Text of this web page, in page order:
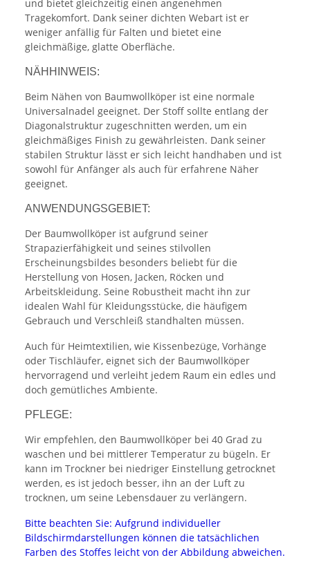
und bietet gleichzeitig einen angenehmen
Tragekomfort. Dank seiner dichten Webart ist er
weniger anfällig für Falten und bietet eine
gleichmäßige, glatte Oberfläche.
NÄHHINWEIS:
Beim Nähen von Baumwollköper ist eine normale
Universalnadel geeignet. Der Stoff sollte entlang der
Diagonalstruktur zugeschnitten werden, um ein
gleichmäßiges Finish zu gewährleisten. Dank seiner
stabilen Struktur lässt er sich leicht handhaben und ist
sowohl für Anfänger als auch für erfahrene Näher
geeignet.
ANWENDUNGSGEBIET:
Der Baumwollköper ist aufgrund seiner
Strapazierfähigkeit und seines stilvollen
Erscheinungsbildes besonders beliebt für die
Herstellung von Hosen, Jacken, Röcken und
Arbeitskleidung. Seine Robustheit macht ihn zur
idealen Wahl für Kleidungsstücke, die häufigem
Gebrauch und Verschleiß standhalten müssen.
Auch für Heimtextilien, wie Kissenbezüge, Vorhänge
oder Tischläufer, eignet sich der Baumwollköper
hervorragend und verleiht jedem Raum ein edles und
doch gemütliches Ambiente.
PFLEGE:
Wir empfehlen, den Baumwollköper bei 40 Grad zu
waschen und bei mittlerer Temperatur zu bügeln. Er
kann im Trockner bei niedriger Einstellung getrocknet
werden, es ist jedoch besser, ihn an der Luft zu
trocknen, um seine Lebensdauer zu verlängern.
Bitte beachten Sie: Aufgrund individueller
Bildschirmdarstellungen können die tatsächlichen
Farben des Stoffes leicht von der Abbildung abweichen.